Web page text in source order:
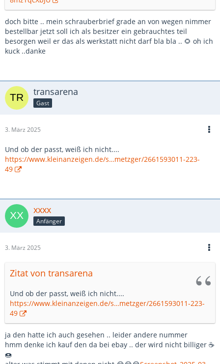
doch bitte .. mein schrauberbrief grade an von wegen nimmer
bestellbar jetzt soll ich als besitzer ein gebrauchtes teil
besorgen weil er das als werkstatt nicht darf bla bla .. 🌻 oh ich
kuck ..danke
transarena
Gast
3. März 2025
Und ob der passt, weiß ich nicht....
https://www.kleinanzeigen.de/s…metzger/2661593011-223-
49
xxxx
Anfänger
3. März 2025
Zitat von transarena
Und ob der passt, weiß ich nicht....
https://www.kleinanzeigen.de/s…metzger/2661593011-223-
49
ja den hatte ich auch gesehen .. leider andere nummer
hmm denke ich kauf den da bei ebay .. der wird nicht billiger ☕
🍩